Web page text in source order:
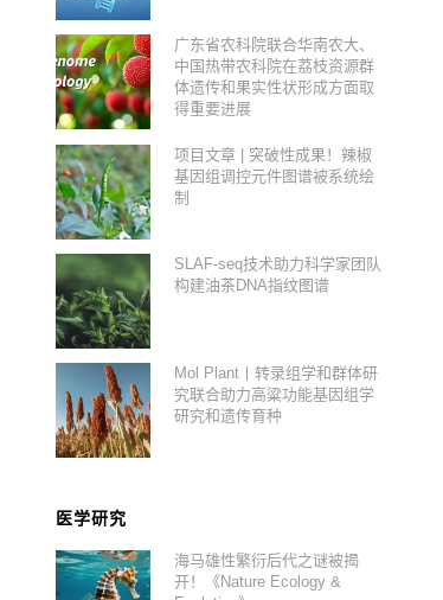
广东省农科院联合华南农大、
中国热带农科院在荔枝资源群
体遗传和果实性状形成方面取
得重要进展
项目文章 | 突破性成果！辣椒
基因组调控元件图谱被系统绘
制
SLAF-seq技术助力科学家团队
构建油茶DNA指纹图谱
Mol Plant丨转录组学和群体研
究联合助力高粱功能基因组学
研究和遗传育种
医学研究
海马雄性繁衍后代之谜被揭
开！《Nature Ecology &